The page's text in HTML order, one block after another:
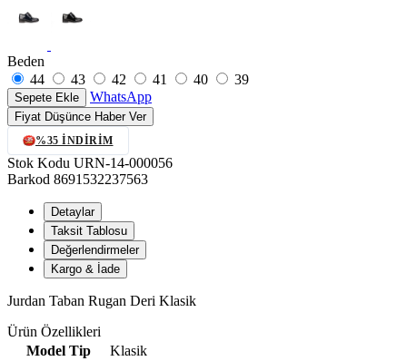
Beden
44
43 42 41 40 39
Sepete Ekle WhatsApp
Fiyat Düşünce Haber Ver
%35 İNDIRIM
Stok Kodu URN-14-000056
Barkod 8691532237563
Detaylar
Taksit Tablosu
Değerlendirmeler
Kargo & İade
Jurdan Taban Rugan Deri Klasik
Ürün Özellikleri
Model Tip
Klasik